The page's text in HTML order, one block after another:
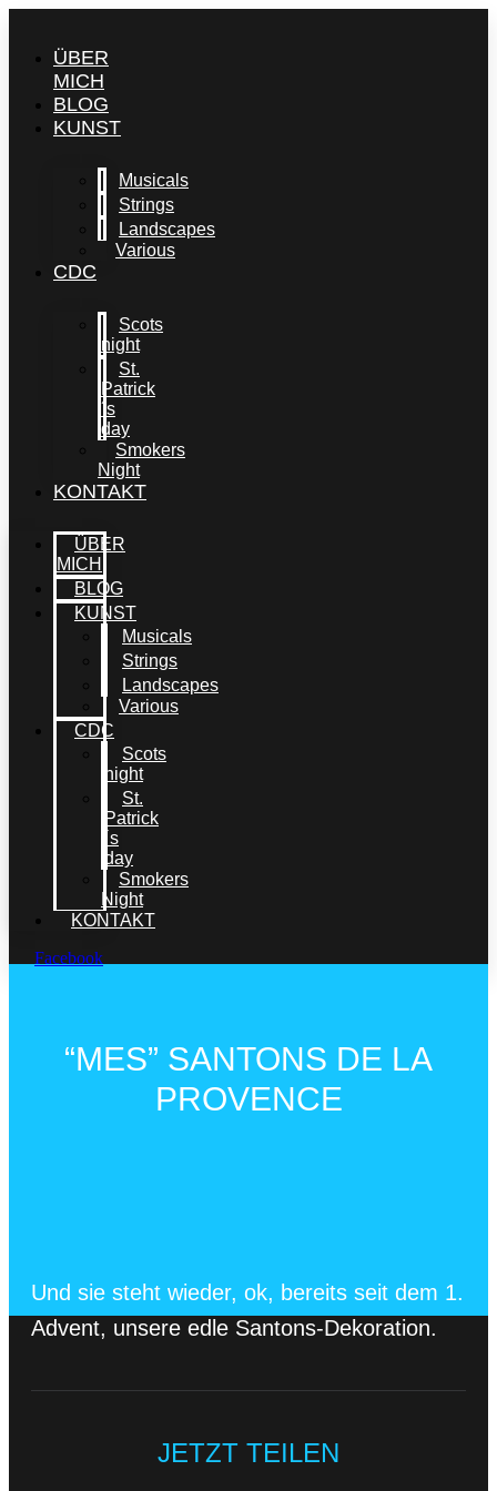
contentÜBER
MICH
BLOG
KUNST
Musicals
Strings
Landscapes
Various
CDC
Scots
night
St.
Patrick
´s
day
Smokers
Night
KONTAKT
ÜBER
MICH
BLOG
KUNST
Musicals
Strings
Landscapes
Various
CDC
Scots
night
St.
Patrick
´s
day
Smokers
Night
KONTAKT
Facebook
“MES” SANTONS DE LA
PROVENCE
Und sie steht wieder, ok, bereits seit dem 1.
Advent, unsere edle Santons-Dekoration.
JETZT TEILEN